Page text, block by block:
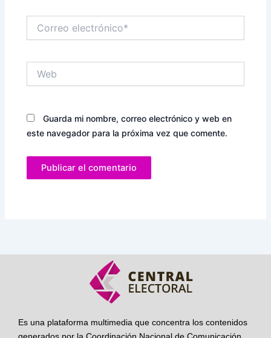
electrónico*
Guarda mi nombre, correo electrónico y web en
este navegador para la próxima vez que comente.
Es una plataforma multimedia que concentra los contenidos